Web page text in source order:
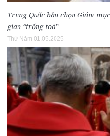
Trung Quốc bầu chọn Giám
gian “trống toà”
Thứ Năm 01.05.2025